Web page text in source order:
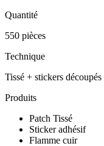
Quantité
550 pièces
Technique
Tissé + stickers
Produits
Patch Tissé
Sticker adhésif
Flamme cuir